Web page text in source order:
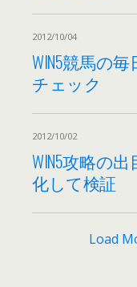
2012/10/04
WIN5競馬の
チェック
2012/10/02
WIN5攻略の
化して検証
Load